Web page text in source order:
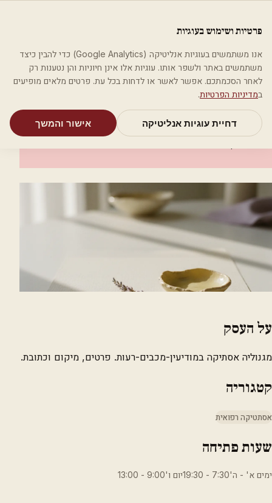
מאמריםקטגוריותחיפושאודות
בית קטגוריות אסתטיקה רפואית מגנוליה אסתיקה
אסתטיקה רפואית
מגנוליה אסתיקה
על העסק
מגנוליה אסתיקה במודיעין-מכבים-רעות. פרטים, מיקום וכתובת.
קטגוריה
אסתטיקה רפואית
שעות פתיחה
ימים א' - ה'7:30 - 19:30יום ו'9:00 - 13:00
פרטיות ושימוש בעוגיות
אנו משתמשים בעוגיות אנליטיקה (Google Analytics) כדי להבין כיצד
משתמשים באתר ולשפר אותו. עוגיות אלו אינן חיוניות והן נטענות רק
לאחר הסכמתכם. אפשר לאשר או לדחות בכל עת. פרטים מלאים מופיעים
במדיניות הפרטיות.
דחיית עוגיות אנליטיקה אישור והמשך